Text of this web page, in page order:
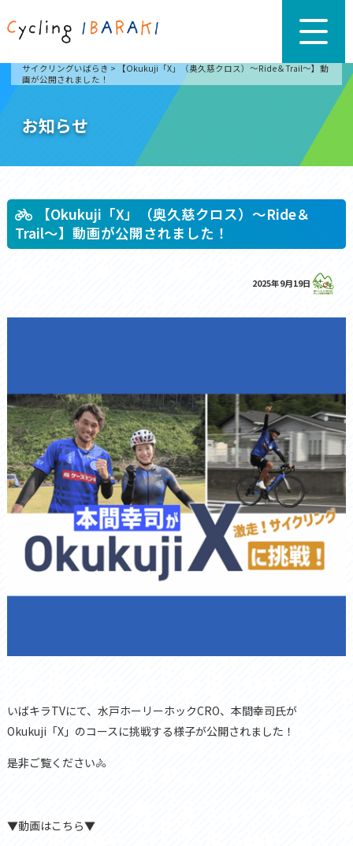
サイクリングいばらき >
【Okukuji「X」（奥久慈クロス）～Ride＆Trail～】動
画が公開されました！
お知らせ
【Okukuji「X」（奥久慈クロス）～Ride＆
Trail～】動画が公開されました！
2025年9月19日
いばキラTVにて、水戸ホーリーホックCRO、本間幸司氏が
Okukuji「X」のコースに挑戦する様子が公開されました！
是非ご覧ください🚴
▼動画はこちら▼